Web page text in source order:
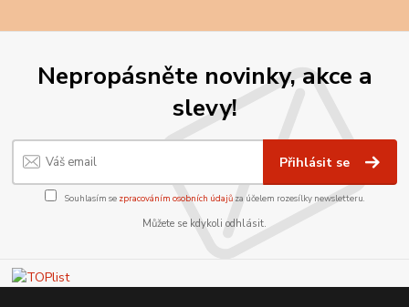
Nepropásněte novinky, akce a
slevy!
Přihlásit se
Souhlasím se zpracováním osobních údajůza účelem rozesílky newsletteru.
Můžete se kdykoli odhlásit.